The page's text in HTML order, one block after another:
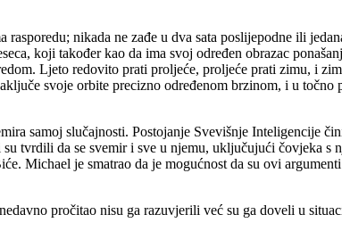
nikada ne zađe u dva sata poslijepodne ili
koji također kao da ima svoj određen obrazac
Ljeto redovito prati proljeće, proljeće prati zimu, i
svoje orbite precizno određenom brzinom, i u točno
samoj slučajnosti. Postojanje Svevišnje Inteligencije
tvrdili da se svemir i sve u njemu, uključujući čovjeka s
Michael je smatrao da je mogućnost da su ovi
pročitao nisu ga razuvjerili već su ga doveli u